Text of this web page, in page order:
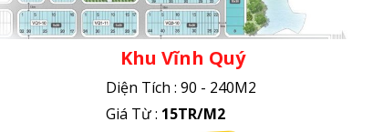
Khu Vĩnh Quý
Diện Tích : 90 - 240M2
Giá Từ : 15TR/M2